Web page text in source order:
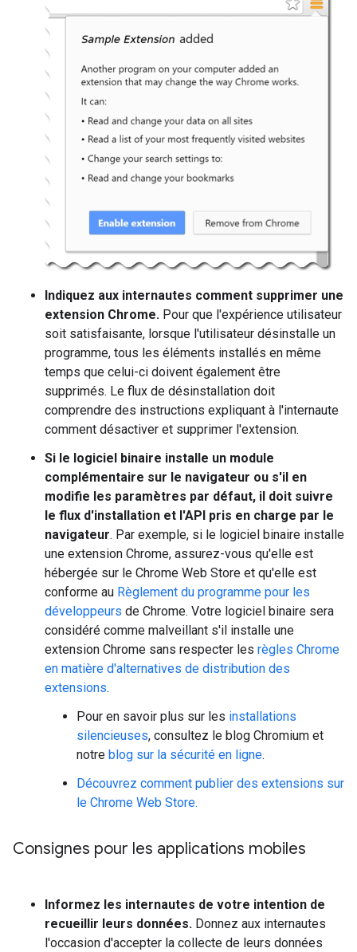
Indiquez aux internautes comment supprimer une
extension Chrome. Pour que l'expérience utilisateur
soit satisfaisante, lorsque l'utilisateur désinstalle un
programme, tous les éléments installés en même
temps que celui-ci doivent également être
supprimés. Le flux de désinstallation doit
comprendre des instructions expliquant à l'internaute
comment désactiver et supprimer l'extension.
Si le logiciel binaire installe un module
complémentaire sur le navigateur ou s'il en
modifie les paramètres par défaut, il doit suivre
le flux d'installation et l'API pris en charge par le
navigateur. Par exemple, si le logiciel binaire installe
une extension Chrome, assurez-vous qu'elle est
hébergée sur le Chrome Web Store et qu'elle est
conforme au Règlement du programme pour les
développeurs de Chrome. Votre logiciel binaire sera
considéré comme malveillant s'il installe une
extension Chrome sans respecter les règles Chrome
en matière d'alternatives de distribution des
extensions.
Pour en savoir plus sur les installations
silencieuses, consultez le blog Chromium et
notre blog sur la sécurité en ligne.
Découvrez comment publier des extensions sur
le Chrome Web Store.
Consignes pour les applications mobiles
Informez les internautes de votre intention de
recueillir leurs données. Donnez aux internautes
l'occasion d'accepter la collecte de leurs données